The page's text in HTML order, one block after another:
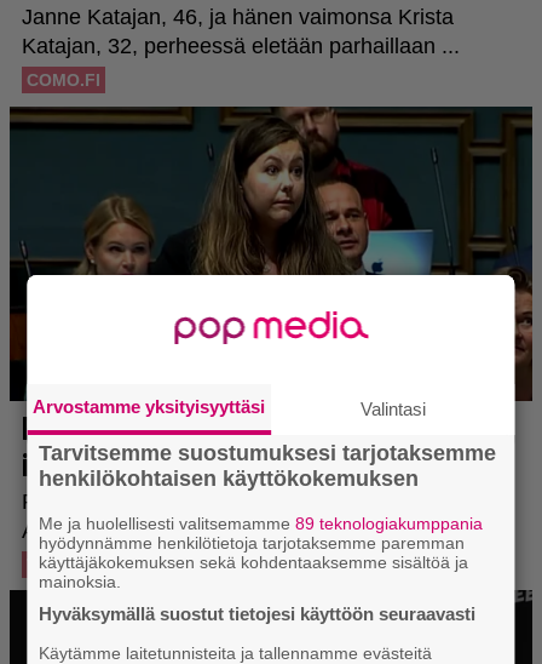
Arvostamme yksityisyyttäsi Valintasi
Tarvitsemme suostumuksesi tarjotaksemme
henkilökohtaisen käyttökokemuksen
Me ja huolellisesti valitsemamme89 teknologiakumppania
hyödynnämme henkilötietoja tarjotaksemme paremman
käyttäjäkokemuksen sekä kohdentaaksemme sisältöä ja
mainoksia.
Hyväksymällä suostut tietojesi käyttöön seuraavasti
Käytämme laitetunnisteita ja tallennamme evästeitä